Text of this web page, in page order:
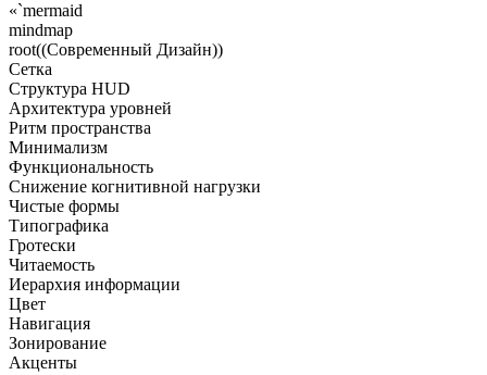
«`mermaid
mindmap
root((Современный Дизайн))
Сетка
Структура HUD
Архитектура уровней
Ритм пространства
Минимализм
Функциональность
Снижение когнитивной нагрузки
Чистые формы
Типографика
Гротески
Читаемость
Иерархия информации
Цвет
Навигация
Зонирование
Акценты